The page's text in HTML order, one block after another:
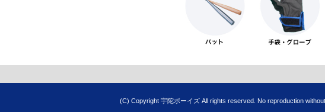
(C) Copyright 宇陀ボーイズ All rights reserved. No reproduction